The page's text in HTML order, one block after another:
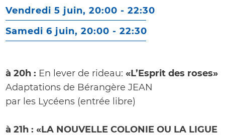
Vendredi 5 juin, 20:00 -22:30
Samedi 6 juin, 20:00 -22:30
à 20h : En lever de rideau:«L’Esprit des roses»
Adaptations de Bérangère JEAN
par les Lycéens (entrée libre)
à 21h : «LA NOUVELLE COLONIE OU LA LIGUE